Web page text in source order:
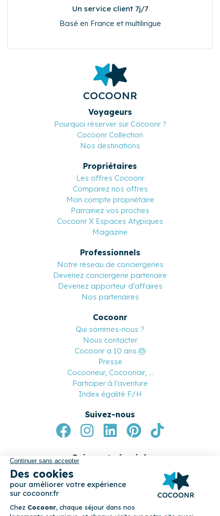
Sur une grande sélection de logements
Un service client 7j/7
Basé en France et multilingue
COCOONR
Voyageurs
Pourquoi réserver sur Cocoonr ?
Cocoonr Collection
Nos destinations
Propriétaires
Les offres Cocoonr
Mon compte propriétaire
Parrainez vos proches
Cocoonr X Espaces Atypiques
Magazine
Notre réseau de conciergeries
Devenez conciergerie partenaire
Devenez apporteur d’affaires
Nos partenaires
Cocoonr
Qui sommes-nous ?
Nous contacter
Presse
Cocooneur, Cocoonair, ...
Participer à l'aventure
Paiement sécurisé